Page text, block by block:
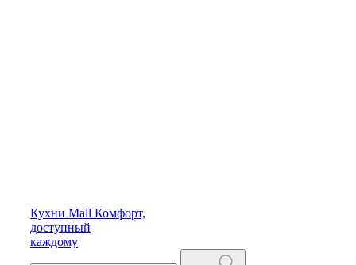
Кухни Mall Комфорт,
доступный
каждому